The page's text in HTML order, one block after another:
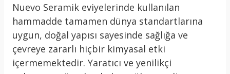
Nuevo Seramik eviyelerinde kullanılan
hammadde tamamen dünya standartlarına
uygun, doğal yapısı sayesinde sağlığa ve
çevreye zararlı hiçbir kimyasal etki
içermemektedir. Yaratıcı ve yenilikçi